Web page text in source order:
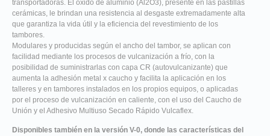
transportadoras. El óxido de aluminio (Al2O3), presente en las pastillas
cerámicas, le brindan una resistencia al desgaste extremadamente alta
que garantiza la vida útil y la eficiencia del revestimiento de los
tambores.
Modulares y producidas según el ancho del tambor, se aplican con
facilidad mediante los procesos de vulcanización a frío, con la
posibilidad de suministrarlas con capa CR (autovulcanizante) que
aumenta la adhesión metal x caucho y facilita la aplicación en los
talleres y en tambores instalados en los propios equipos, o aplicadas
por el proceso de vulcanización en caliente, con el uso del Caucho de
Unión y el Adhesivo Multiuso Secado Rápido Vulcaflex.
Disponibles también en la versión V-0, donde las características del